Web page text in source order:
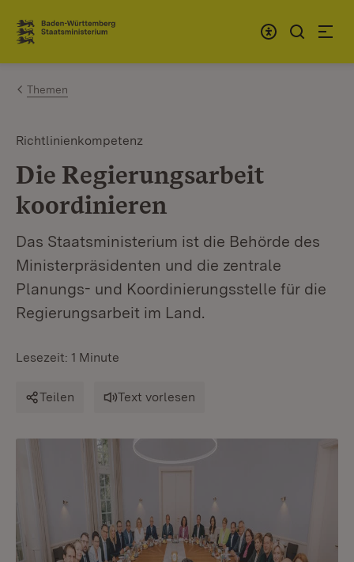
Zum Inhalt springen
Link zur Startseite
Themen
Richtlinienkompetenz
Die Regierungsarbeit
koordinieren
Das Staatsministerium ist die Behörde des
Ministerpräsidenten und die zentrale
Planungs- und Koordinierungsstelle für die
Regierungsarbeit im Land.
Lesezeit: 1 Minute
Teilen Text vorlesen